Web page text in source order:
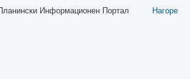
Нагоре
Информационен Портал